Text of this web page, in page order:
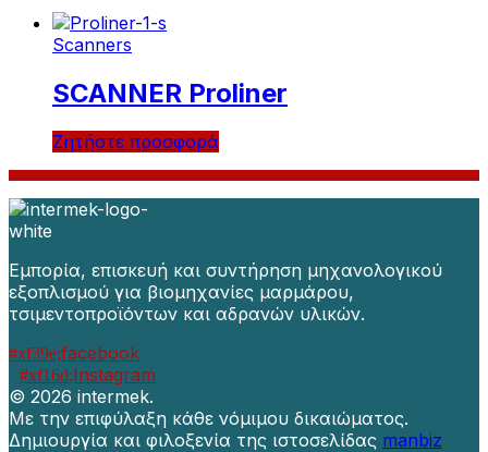
Scanners
SCANNER Proliner
Ζητήστε προσφορά
Εμπορία, επισκευή και συντήρηση μηχανολογικού
εξοπλισμού για βιομηχανίες μαρμάρου,
τσιμεντοπροϊόντων και αδρανών υλικών.
facebook
Instagram
© 2026 intermek.
Με την επιφύλαξη κάθε νόμιμου δικαιώματος.
Δημιουργία και φιλοξενία της ιστοσελίδας manbiz